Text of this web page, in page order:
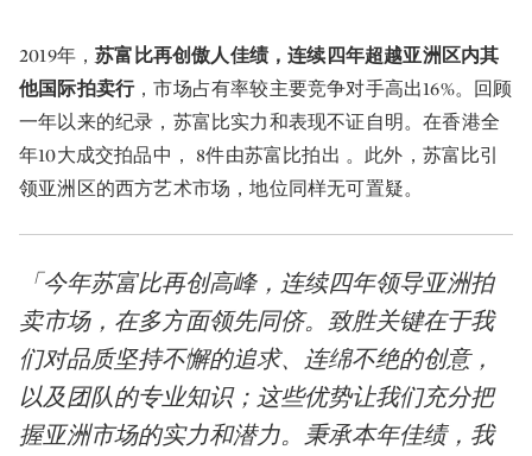
2019年，苏富比再创傲人佳绩，连续四年超越亚洲区内其
他国际拍卖行，市场占有率较主要竞争对手高出16%。回顾
一年以来的纪录，苏富比实力和表现不证自明。在香港全
年10大成交拍品中， 8件由苏富比拍出 。此外，苏富比引
领亚洲区的西方艺术市场，地位同样无可置疑。
「今年苏富比再创高峰，连续四年领导亚洲拍
卖市场，在多方面领先同侪。致胜关键在于我
们对品质坚持不懈的追求、连绵不绝的创意，
以及团队的专业知识；这些优势让我们充分把
握亚洲市场的实力和潜力。秉承本年佳绩，我